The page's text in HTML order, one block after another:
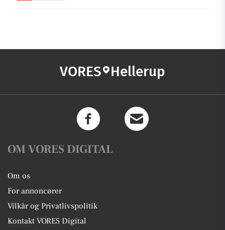
VORES Hellerup
OM VORES DIGITAL
Om os
For annoncører
Vilkår og Privatlivspolitik
Kontakt VORES Digital